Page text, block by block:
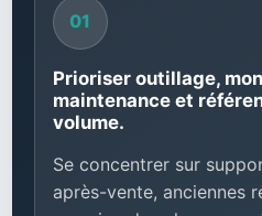
Prioriser outillage,
maintenance et
volume.
Se concentrer sur
après-vente, anciennes